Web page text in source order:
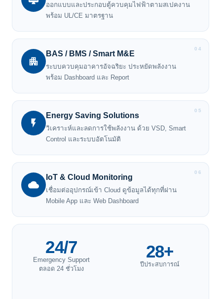
ออกแบบและประกอบตู้ควบคุมไฟฟ้าตามสเปคงาน
พร้อม UL/CE มาตรฐาน
04
BAS / BMS / Smart M&E
ระบบควบคุมอาคารอัจฉริยะ ประหยัดพลังงาน
พร้อม Dashboard และ Report
05
Energy Saving Solutions
วิเคราะห์และลดการใช้พลังงาน ด้วย VSD, Smart
Control และระบบอัตโนมัติ
06
IoT & Cloud Monitoring
เชื่อมต่ออุปกรณ์เข้า Cloud ดูข้อมูลได้ทุกที่ผ่าน
Mobile App และ Web Dashboard
24/7
Emergency Support
ตลอด 24 ชั่วโมง
28+
ปีประสบการณ์